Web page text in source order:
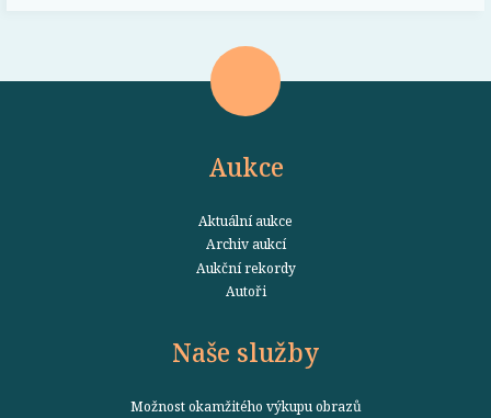
Aukce
Aktuální aukce
Archiv aukcí
Aukční rekordy
Autoři
Naše služby
Možnost okamžitého výkupu obrazů